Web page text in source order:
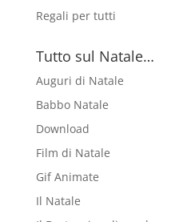
Regali per tutti
Tutto sul Natale…
Auguri di Natale
Babbo Natale
Download
Film di Natale
Gif Animate
Il Natale